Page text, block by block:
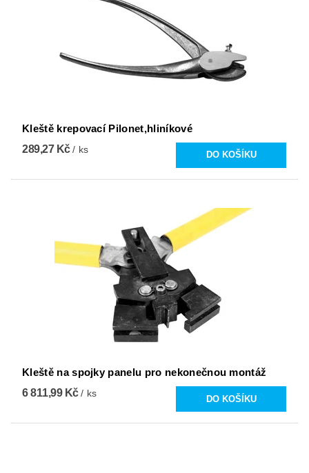
Kleště krepovací Pilonet,hliníkové
289,27 Kč/ ks
Kleště na spojky panelu pro nekonečnou montáž
6 811,99 Kč/ ks